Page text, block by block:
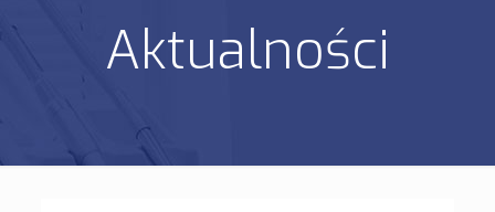
Aktualności